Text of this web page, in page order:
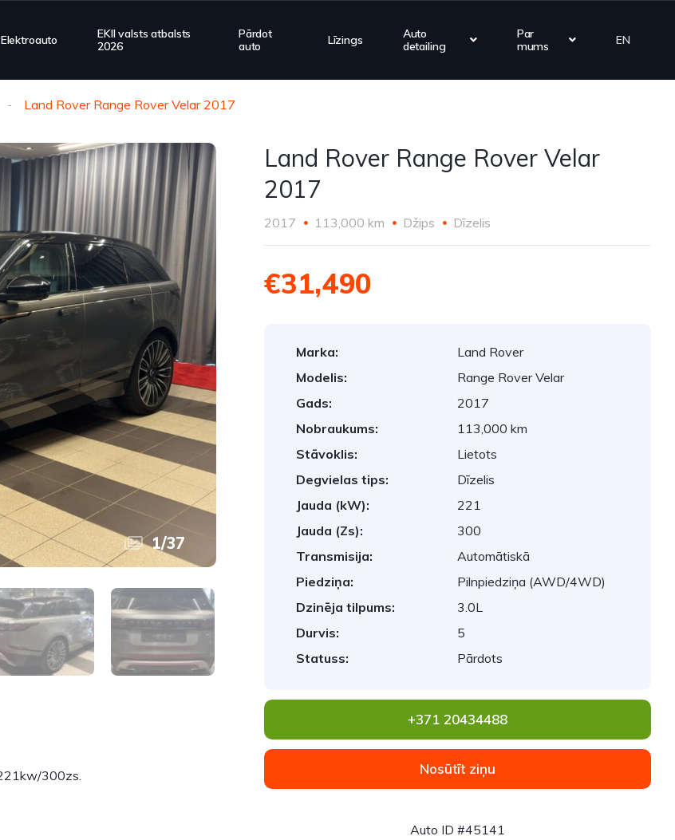
Elektroauto
EKII valsts atbalsts
2026
Pārdot
auto
Līzings
Auto
detailing
Par
mums
EN
Land Rover Range Rover Velar 2017
1/37
300zs.
Land Rover Range Rover Velar
2017
2017 113,000 km Džips Dīzelis
€31,490
Marka:
Land Rover
Modelis:
Range Rover Velar
Gads:
2017
Nobraukums:
113,000 km
Stāvoklis:
Lietots
Degvielas tips:
Dīzelis
Jauda (kW):
221
Jauda (Zs):
300
Transmisija:
Automātiskā
Piedziņa:
Pilnpiedziņa (AWD/4WD)
Dzinēja tilpums:
3.0L
Durvis:
5
Statuss:
Pārdots
+371 20434488
Nosūtīt ziņu
Auto ID #45141